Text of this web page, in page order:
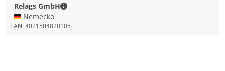
Relags GmbH
Relags GmbH - Kontaktné údaje
🇩🇪 Nemecko
EAN:4021504820105